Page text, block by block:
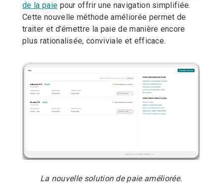
de la paie pour offrir une navigation simplifiée.
Cette nouvelle méthode améliorée permet de
traiter et d’émettre la paie de manière encore
plus rationalisée, conviviale et efficace.
La nouvelle solution de paie améliorée.